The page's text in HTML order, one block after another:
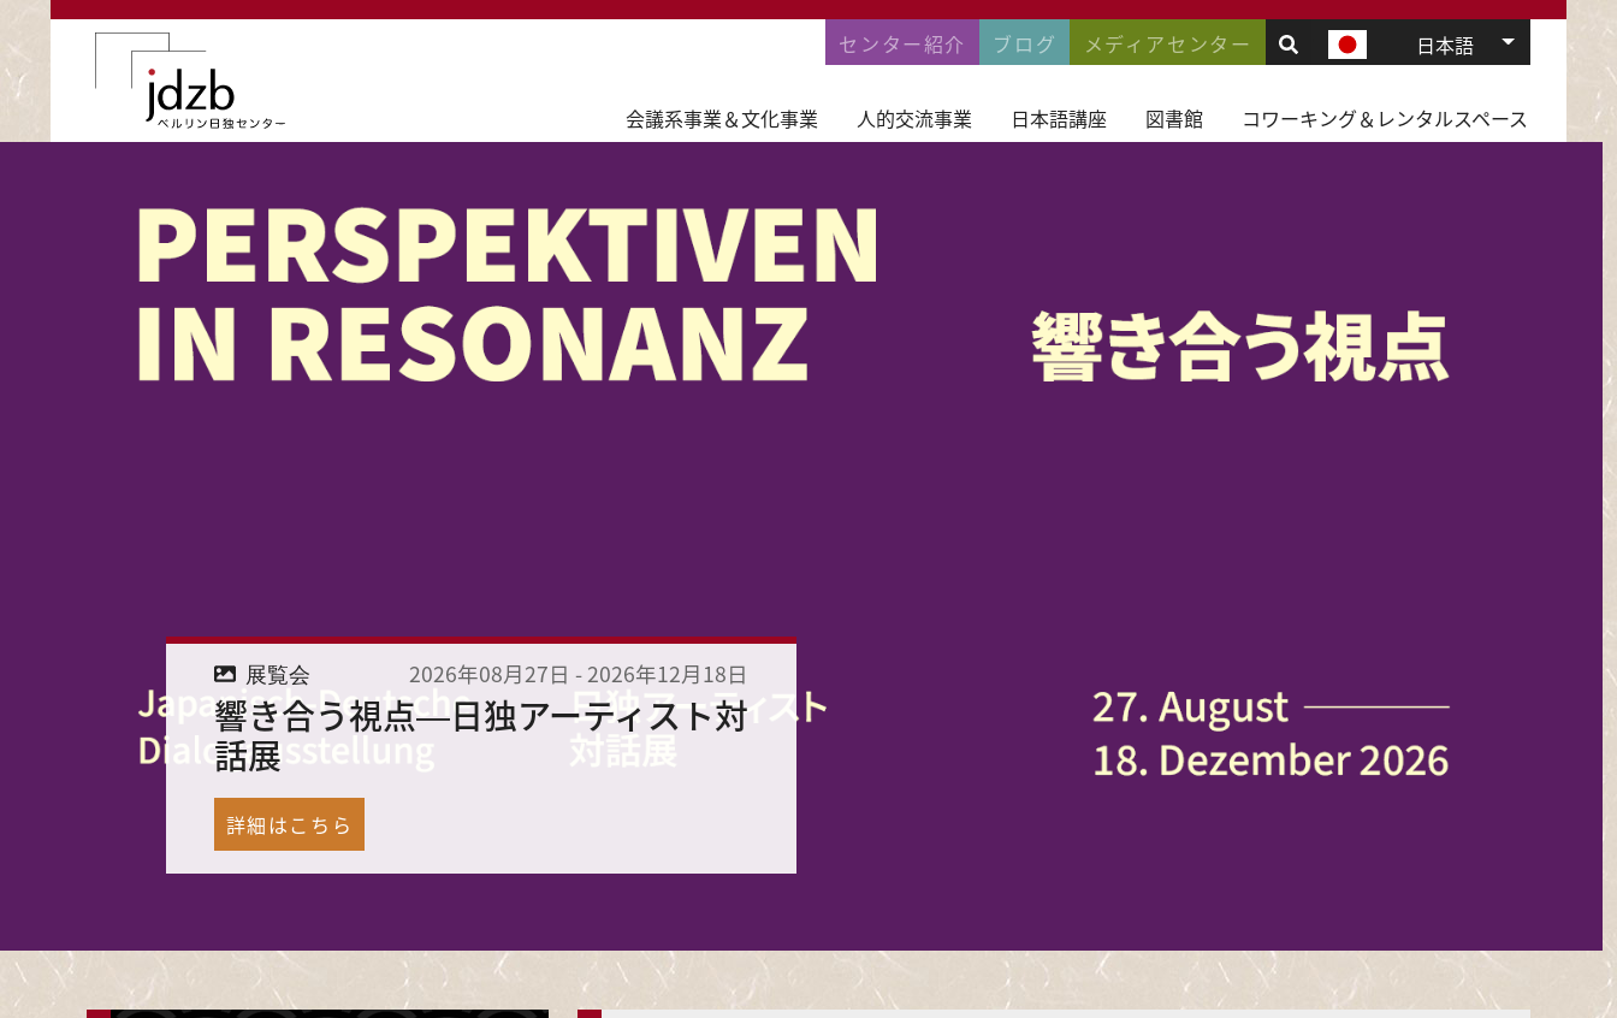
メインコンテンツに移動
PERMANENTNAVIGATION
センター紹介 ブログ メディアセンター 日本語 追加のアク
会議系事業＆文化事業 人的交流事業 日本語講座 図書館 コワーキング＆レンタルスペース
展覧会 2026年08月27日 -2026年12月18日
響き合う視点―日独アーティスト対
話展
詳細はこちら